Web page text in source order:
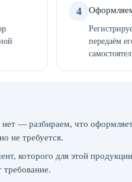
4
передаём
— разбираем, что
не требуется.
которого для этой
требование.